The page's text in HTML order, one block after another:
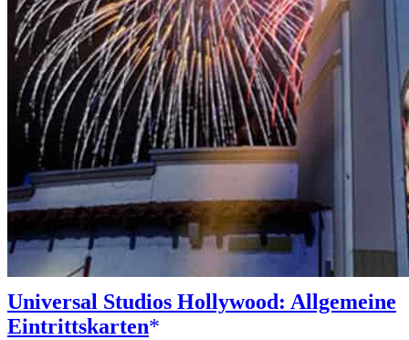
Universal Studios Hollywood: Allgemeine
Eintrittskarten